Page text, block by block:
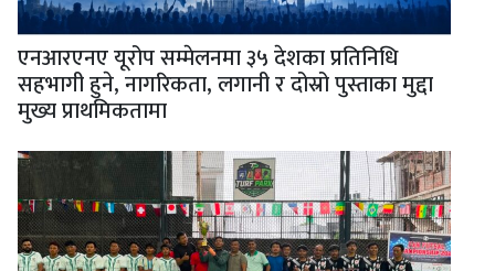
एनआरएनए यूरोप सम्मेलनमा ३५ देशका प्रतिनिधि
सहभागी हुने, नागरिकता, लगानी र दोस्रो पुस्ताका मुद्दा
मुख्य प्राथमिकतामा